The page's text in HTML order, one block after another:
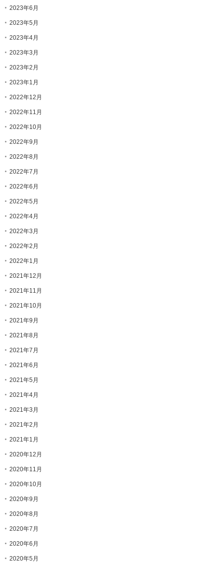
2023年6月
2023年5月
2023年4月
2023年3月
2023年2月
2023年1月
2022年12月
2022年11月
2022年10月
2022年9月
2022年8月
2022年7月
2022年6月
2022年5月
2022年4月
2022年3月
2022年2月
2022年1月
2021年12月
2021年11月
2021年10月
2021年9月
2021年8月
2021年7月
2021年6月
2021年5月
2021年4月
2021年3月
2021年2月
2021年1月
2020年12月
2020年11月
2020年10月
2020年9月
2020年8月
2020年7月
2020年6月
2020年5月